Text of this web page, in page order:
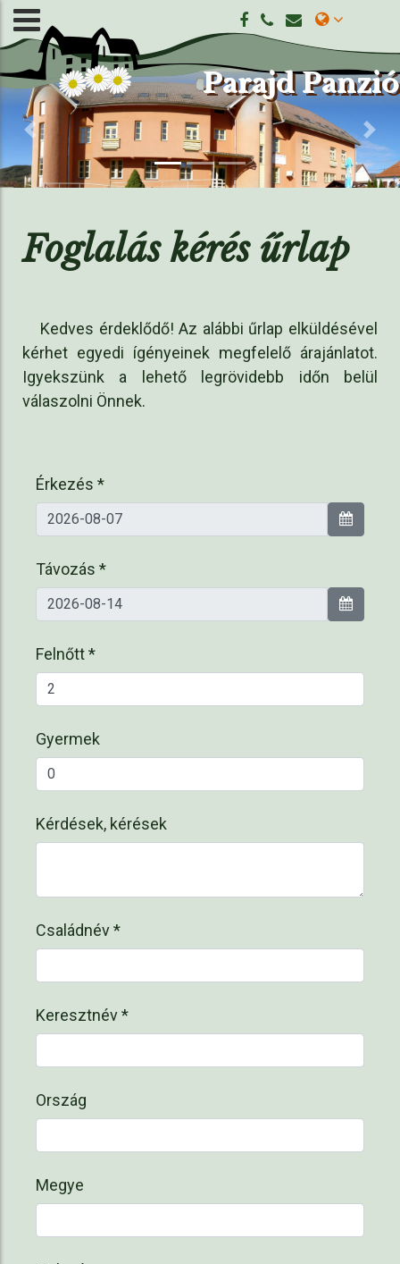
Parajd Panzió
Previous
Foglalás kérés űrlap
Kedves érdeklődő! Az alábbi űrlap elküldésével
kérhet egyedi ígényeinek megfelelő árajánlatot.
Igyekszünk a lehető legrövidebb időn belül
válaszolni Önnek.
Érkezés *
Távozás *
Felnőtt *
Gyermek
Kérdések, kérések
Családnév *
Keresztnév *
Ország
Megye